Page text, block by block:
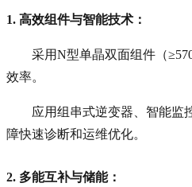
1. 高效组件与智能技术 ：
采用N型单晶双面组件（
效率。
应用组串式逆变器、智能监
障快速诊断和运维优化。
2. 多能互补与储能：